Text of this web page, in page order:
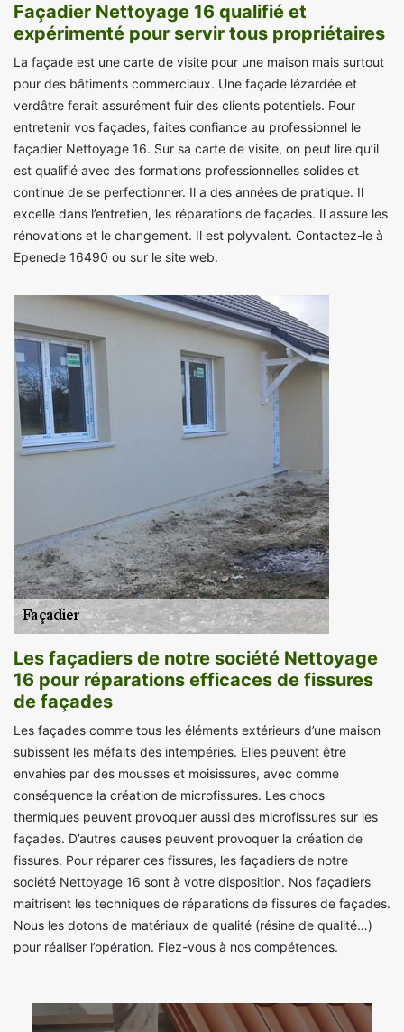
Façadier Nettoyage 16 qualifié et
expérimenté pour servir tous propriétaires
La façade est une carte de visite pour une maison mais surtout
pour des bâtiments commerciaux. Une façade lézardée et
verdâtre ferait assurément fuir des clients potentiels. Pour
entretenir vos façades, faites confiance au professionnel le
façadier Nettoyage 16. Sur sa carte de visite, on peut lire qu’il
est qualifié avec des formations professionnelles solides et
continue de se perfectionner. Il a des années de pratique. Il
excelle dans l’entretien, les réparations de façades. Il assure les
rénovations et le changement. Il est polyvalent. Contactez-le à
Epenede 16490 ou sur le site web.
Les façadiers de notre société Nettoyage
16 pour réparations efficaces de fissures
de façades
Les façades comme tous les éléments extérieurs d’une maison
subissent les méfaits des intempéries. Elles peuvent être
envahies par des mousses et moisissures, avec comme
conséquence la création de microfissures. Les chocs
thermiques peuvent provoquer aussi des microfissures sur les
façades. D’autres causes peuvent provoquer la création de
fissures. Pour réparer ces fissures, les façadiers de notre
société Nettoyage 16 sont à votre disposition. Nos façadiers
maitrisent les techniques de réparations de fissures de façades.
Nous les dotons de matériaux de qualité (résine de qualité…)
pour réaliser l’opération. Fiez-vous à nos compétences.